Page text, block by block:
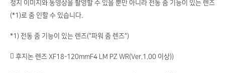
정지 이미지와 동영상을 촬영할 수 있을 뿐만 아니라 전동 줌 기능이 있는 렌즈
(*1)로 줌 인할 수 있습니다.
*1) 전동 줌 기능이 있는 렌즈("파워 줌 렌즈")
 후지논 렌즈 XF18-120mmF4 LM PZ WR(Ver.1.00 이상))